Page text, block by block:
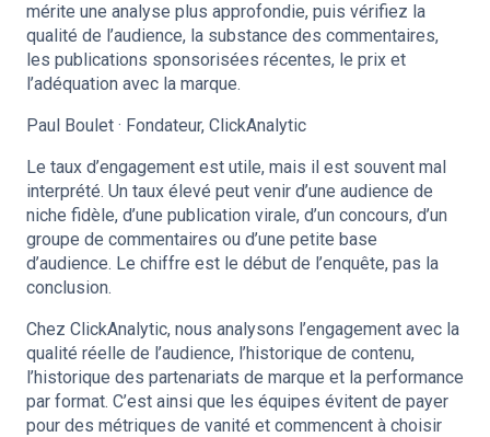
mérite une analyse plus approfondie, puis vérifiez la
qualité de l’audience, la substance des commentaires,
les publications sponsorisées récentes, le prix et
l’adéquation avec la marque.
Paul Boulet · Fondateur, ClickAnalytic
Le taux d’engagement est utile, mais il est souvent mal
interprété. Un taux élevé peut venir d’une audience de
niche fidèle, d’une publication virale, d’un concours, d’un
groupe de commentaires ou d’une petite base
d’audience. Le chiffre est le début de l’enquête, pas la
conclusion.
Chez ClickAnalytic, nous analysons l’engagement avec la
qualité réelle de l’audience, l’historique de contenu,
l’historique des partenariats de marque et la performance
par format. C’est ainsi que les équipes évitent de payer
pour des métriques de vanité et commencent à choisir